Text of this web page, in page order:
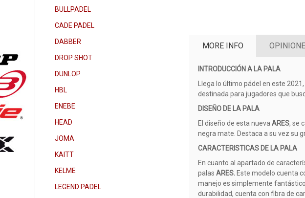
BULLPADEL
CADE PADEL
DABBER
DROP SHOT
DUNLOP
HBL
ENEBE
HEAD
JOMA
KAITT
KELME
LEGEND PADEL
MORE INFO
INTRODUCCIÓN A LA PALA
Llega lo último pádel en este
destinada para jugadores que
DISEÑO DE LA PALA
El diseño de esta nuevaARES, se
negra mate. Destaca a su vez su
CARACTERISTICAS DE LA PALA
En cuanto al apartado de
palasARES.Este modelo cuenta
manejo es simplemente
durabilidad, cuenta con fibra de